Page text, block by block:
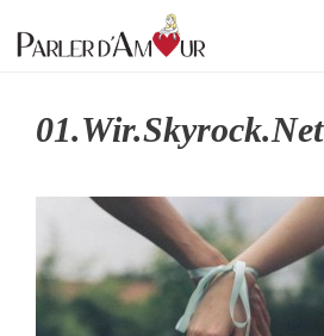
au
01.wir.skyrock.net